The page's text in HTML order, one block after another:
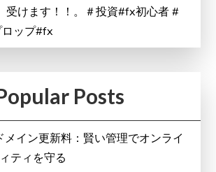
けます！！。＃投資#fx初心者 #
ロップ#fx
Posts
メイン更新料：賢い管理でオンライ
ティを守る